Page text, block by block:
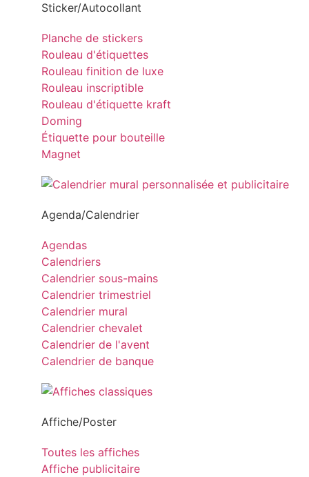
Sticker/Autocollant
Planche de stickers
Rouleau d'étiquettes
Rouleau finition de luxe
Rouleau inscriptible
Rouleau d'étiquette kraft
Doming
Étiquette pour bouteille
Magnet
Agenda/Calendrier
Agendas
Calendriers
Calendrier sous-mains
Calendrier trimestriel
Calendrier mural
Calendrier chevalet
Calendrier de l'avent
Calendrier de banque
Affiche/Poster
Toutes les affiches
Affiche publicitaire